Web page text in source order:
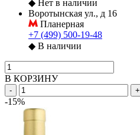
◆ Нет в наличии
Воротынская ул., д 16
Планерная
+7 (499) 500-19-48
◆ В наличии
В КОРЗИНУ
- +
-15%